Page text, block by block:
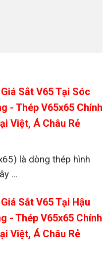
Sắt V65 Tại Sóc
- Thép V65x65 Chính
Việt, Á Châu Rẻ
là dòng thép hình
...
Sắt V65 Tại Hậu
- Thép V65x65 Chính
Việt, Á Châu Rẻ